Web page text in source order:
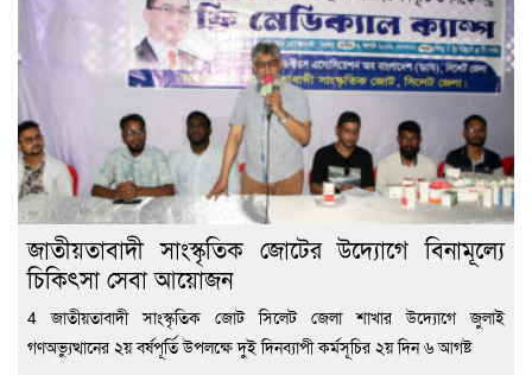
জাতীয়তাবাদী সাংস্কৃতিক জোটের উদ্যোগে বিনামূল্যে
চিকিৎসা সেবা আয়োজন
4 জাতীয়তাবাদী সাংস্কৃতিক জোট সিলেট জেলা শাখার উদ্যোগে জুলাই
গণঅভ্যুত্থানের ২য় বর্ষপূর্তি উপলক্ষে দুই দিনব্যাপী কর্মসূচির ২য় দিন ৬ আগষ্ট